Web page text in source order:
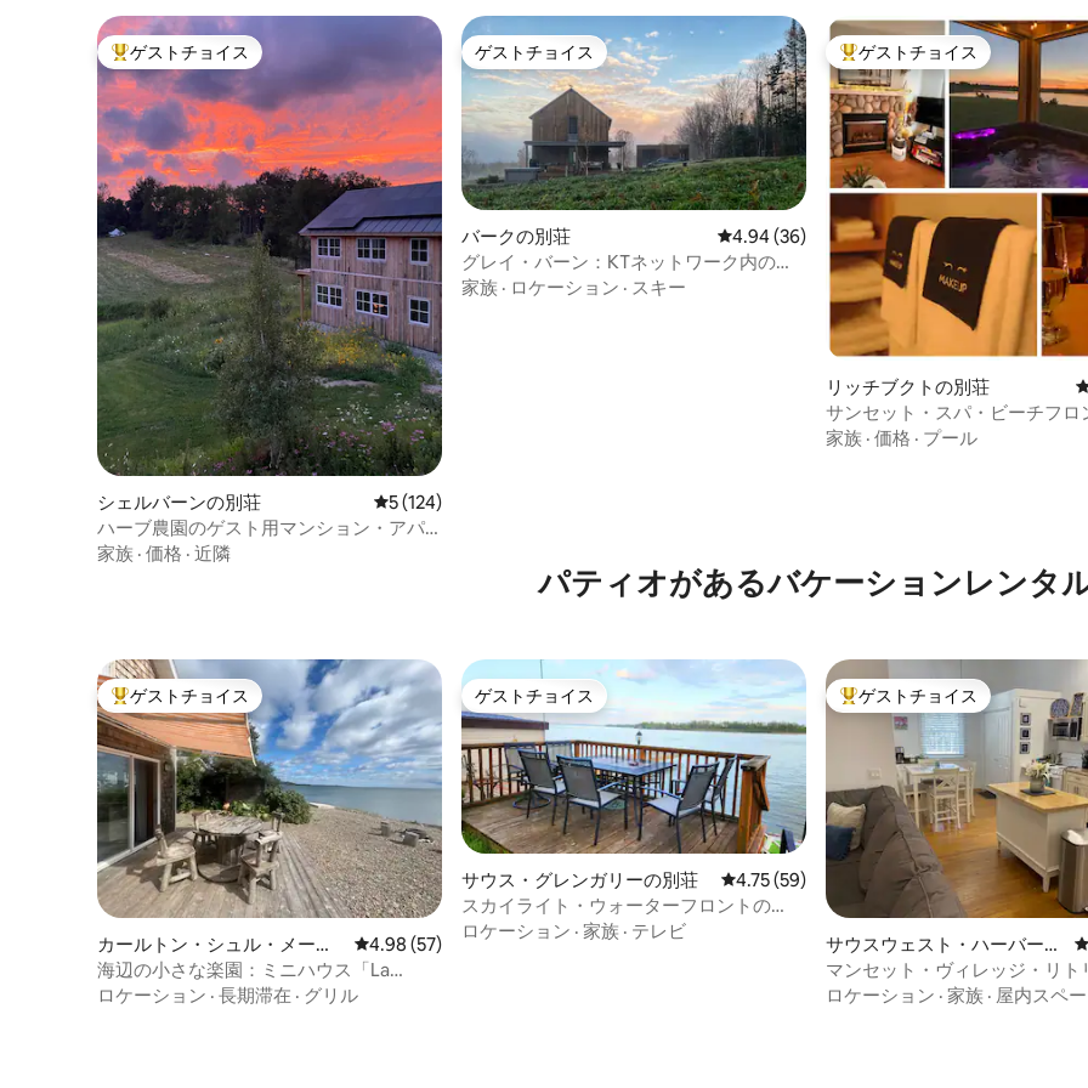
大好評のゲストチョイスです。
ゲストチョイス
シェルバーンの別荘 レビュー124件、5つ星中5つ星の平均評価
5 (124)
ハーブ農園のゲスト用マンション・アパ
ート
家族 · 価格 · 近隣
ゲストチョイス
ゲストチョイス
バークの別荘 レビュー36件、5つ星中4.94つ星の平均評価
4.94 (36)
グレイ・バーン：KTネットワーク内のホ
ットタブ付きの豪華な家
家族 · ロケーション · スキー
大好評のゲストチョイスです。
ゲストチョイス
リッチブクトの別荘
サンセット・スパ・ビーチフロ
トリート！露天風呂＆国立公園
家族 · 価格 · プール
パティオがあるバケーションレンタ
大好評のゲストチョイスです。
ゲストチョイス
カールトン・シュル・メール
の別荘
レビュー57件、5つ星中4.98つ星の平均評価
4.98 (57)
海辺の小さな楽園：ミニハウス「La
Houle」
ロケーション · 長期滞在 · グリル
ゲストチョイス
ゲストチョイス
サウス・グレンガリーの別荘 レビュー59件、5つ星中4.75つ星の平均評価
4.75 (59)
スカイライト・ウォーターフロントの
家、素晴らしい景色、ドック、ボート付
ロケーション · 家族 · テレビ
大好評のゲストチョイスです。
ゲストチョイス
サウスウェスト・ハーバーの
別荘
マンセット・ヴィレッジ・リト
ロケーション · 家族 · 屋内スペ